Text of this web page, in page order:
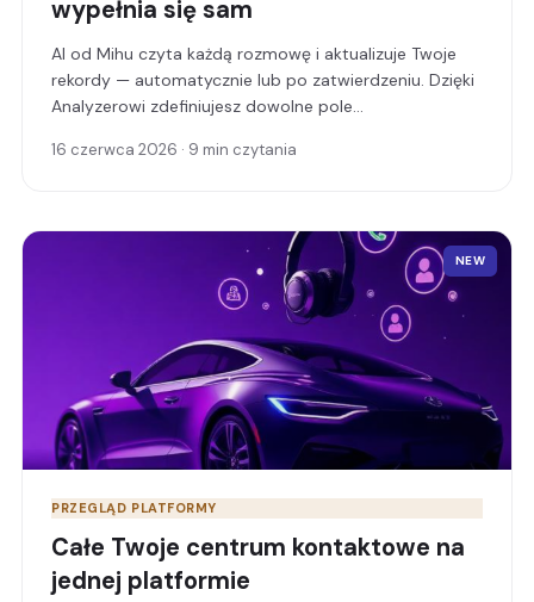
wypełnia się sam
AI od Mihu czyta każdą rozmowę i aktualizuje Twoje
rekordy — automatycznie lub po zatwierdzeniu. Dzięki
Analyzerowi zdefiniujesz dowolne pole
nawet ocenisz leady jako pole, które wypełnia się
16 czerwca 2026 · 9 min czytania
NEW
PRZEGLĄD PLATFORMY
Całe Twoje centrum kontaktowe na
jednej platformie